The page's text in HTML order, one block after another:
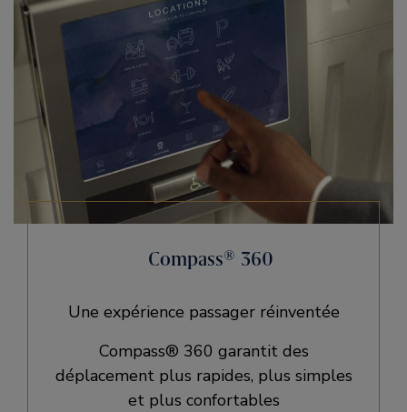
Compass® 360
Une expérience passager réinventée
Compass® 360 garantit des
déplacement plus rapides, plus simples
et plus confortables